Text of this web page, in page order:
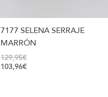
7177 SELENA SERRAJE
MARRÓN
129,95€
103,96€